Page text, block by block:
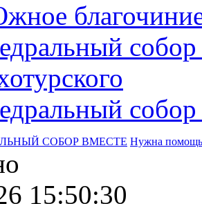
СОБОР ВМЕСТЕ Нужна помощь
15:50:30